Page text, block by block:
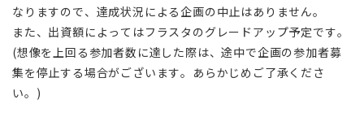
なりますので、達成状況による企画の中止はありません。
また、出資額によってはフラスタのグレードアップ予定です。
(想像を上回る参加者数に達した際は、途中で企画の参加者募
集を停止する場合がございます。あらかじめご了承くださ
い。)